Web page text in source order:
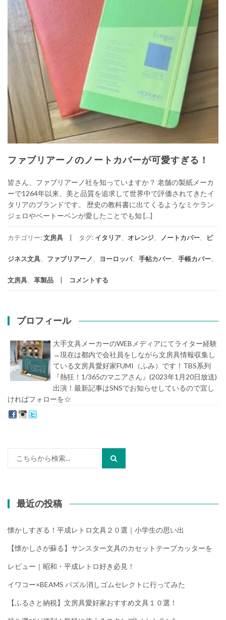
ファブリアーノのノートカバーが可愛すぎる！
皆さん、ファブリアーノ社を知っていますか？ 老舗の製紙メーカ
ーで1264年以来、美と品質を追求して世界中で評価されてきたイ
タリアのブランドです。 歴史の教科書に出てくるようなミケラン
ジェロやベートーベンが愛したことでも知 […]
カテゴリー:文房具 タグ: イタリア、 オレンジ、 ノートカバー、 ビ
ジネス文具、 ファブリアーノ、 ヨーロッパ、 手帖カバー、 手帳カバー、
文房具、 革製品 コメントする
プロフィール
大手文具メーカーのWEBメディアにてライター経験
→現在は都内で会社員をしながら文房具情報収集し
ている文房具愛好家FUMI（ふみ）です！TBS系列
『熱狂！1/365のマニアさん』(2023年1月20日放送)
出演！最新記事はSNSでお知らせしているので宜し
ければフォローを☆
最近の投稿
懐かしすぎる！平成レトロ文具２０選｜小学生の思い出
【懐かしさが蘇る】サンスター文具のカセットテープカッターを
レビュー｜昭和・平成レトロ好き必見！
イワコー×BEAMS パズル消しゴムセレクトに行ってみた
【ふるさと納税】文房具愛好家おすすめ文具１０選！